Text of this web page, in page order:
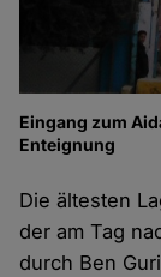
Eingang zum
Enteignung
Die ältesten
der am Tag
durch Ben